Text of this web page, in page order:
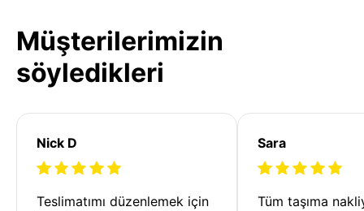
Müşterilerimizin
söyledikleri
Nick D
Teslimatımı düzenlemek için
Sara
Tüm taşıma